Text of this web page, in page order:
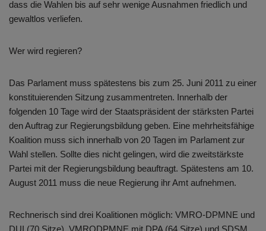
dass die Wahlen bis auf sehr wenige Ausnahmen friedlich und
gewaltlos verliefen.
Wer wird regieren?
Das Parlament muss spätestens bis zum 25. Juni 2011 zu einer
konstituierenden Sitzung zusammentreten. Innerhalb der
folgenden 10 Tage wird der Staatspräsident der stärksten Partei
den Auftrag zur Regierungsbildung geben. Eine mehrheitsfähige
Koalition muss sich innerhalb von 20 Tagen im Parlament zur
Wahl stellen. Sollte dies nicht gelingen, wird die zweitstärkste
Partei mit der Regierungsbildung beauftragt. Spätestens am 10.
August 2011 muss die neue Regierung ihr Amt aufnehmen.
Rechnerisch sind drei Koalitionen möglich: VMRO-DPMNE und